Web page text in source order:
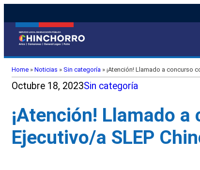
Home » Noticias » Sin categoría » ¡Atención! Llamado a concurso
Octubre 18, 2023Sin categoría
¡Atención! Llamado
Ejecutivo/a SLEP